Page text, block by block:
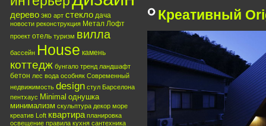
дерево эко арт стекло дача
новости реконструкция Метал Лофт
проект отель туризм вилла
бассейн House камень
коттедж бунгало тренд ландшафт
бетон лес вода особняк Современный
недвижимость design стул Барселона
пентхаус Minimal однушка
минимализм скульптура декор море
креатив Loft квартира планировка
освещение правила кухня сантехника
Креативный